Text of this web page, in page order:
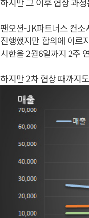
팬오션-JK파트너스 컨
진행했지만 합의에 이르
시한을 2월6일까지 2주
하지만 2차 협상 때까지